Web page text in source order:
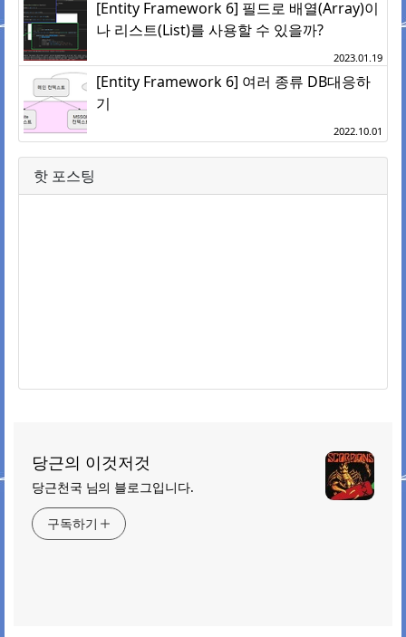
[Entity Framework 6] 필드로 배열(Array)이
나 리스트(List)를 사용할 수 있을까?
2023.01.19
[Entity Framework 6] 여러 종류 DB대응하
기
2022.10.01
핫 포스팅
당근의 이것저것
당근천국 님의 블로그입니다.
구독하기